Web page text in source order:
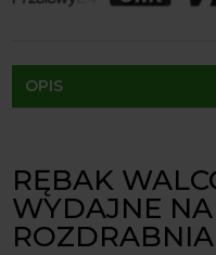
Agrol transport
Dostępność form dostawy i
OPIS
RĘBAK
WYDAJNE